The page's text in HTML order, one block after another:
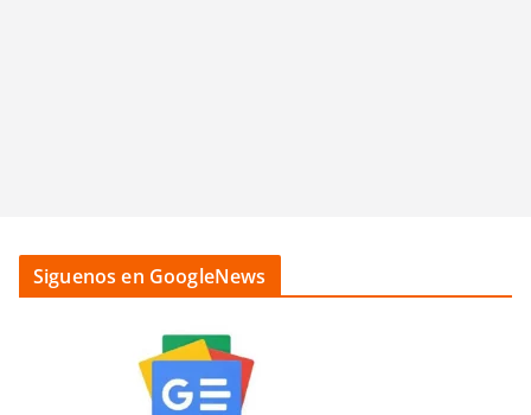
Siguenos en GoogleNews